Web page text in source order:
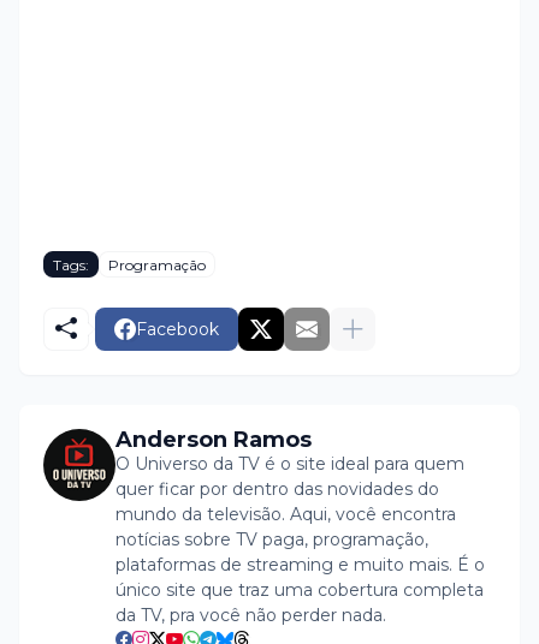
Tags: Programação
Facebook
Anderson Ramos
O Universo da TV é o site ideal para quem
quer ficar por dentro das novidades do
mundo da televisão. Aqui, você encontra
notícias sobre TV paga, programação,
plataformas de streaming e muito mais. É o
único site que traz uma cobertura completa
da TV, pra você não perder nada.